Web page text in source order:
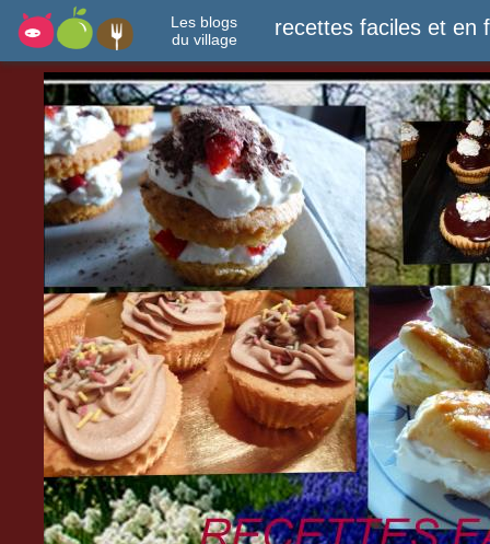
Les blogs
du village
recettes faciles et en